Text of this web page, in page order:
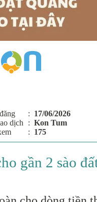
: 17/06/2026
dịch : Kon Tum
: 175
gần 2 sào